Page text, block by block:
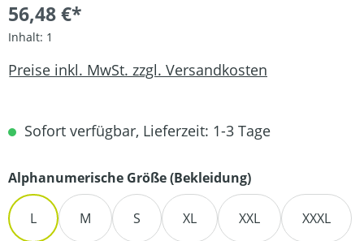
56,48 €*
Inhalt: 1
Preise inkl. MwSt. zzgl. Versandkosten
Sofort verfügbar, Lieferzeit: 1-3 Tage
Alphanumerische Größe (Bekleidung)auswählen
L M S XL XXL XXXL